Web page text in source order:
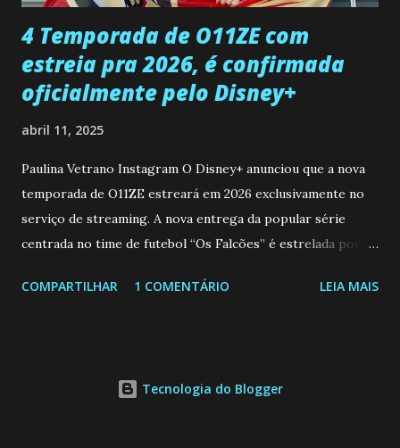
...
4 Temporada de O11ZE com
estreia pra 2026, é confirmada
oficialmente pelo Disney+
abril 11, 2025
Paulina Vetrano Instagram O Disney+ anunciou que a nova
temporada de O11ZE estreará em 2026 exclusivamente no
serviço de streaming. A nova entrega da popular série
centrada no time de futebol “Os Falcões” é estrelada por
Brum (Dedé), que voltam a interpretar seus personagens
atleta Sergio “Kun” Agüero, além de outras figuras de
COMPARTILHAR 1 COMENTÁRIO LEIA MAIS
Tecnologia do Blogger